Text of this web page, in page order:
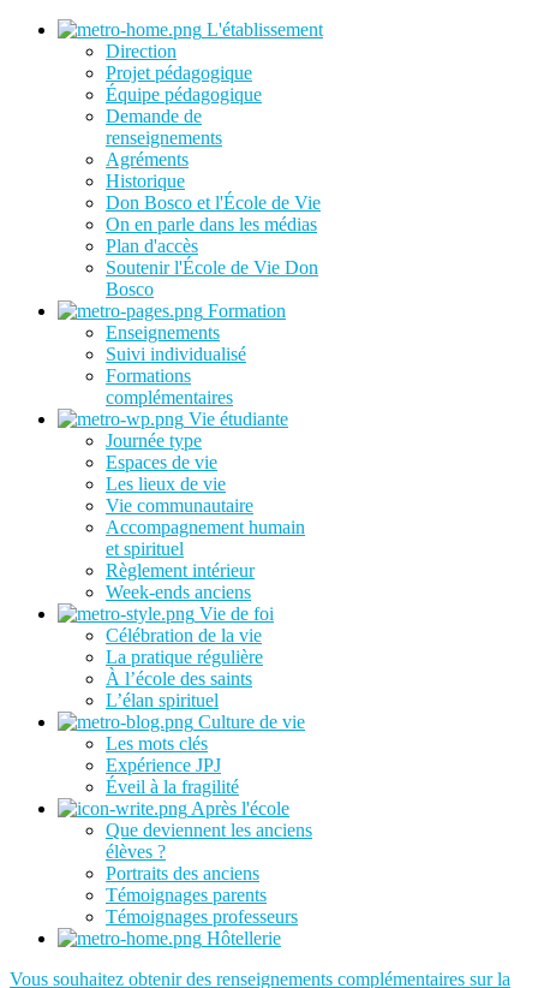
L'établissement
Direction
Projet pédagogique
Équipe pédagogique
Demande de
renseignements
Agréments
Historique
Don Bosco et l'École de Vie
On en parle dans les médias
Plan d'accès
Soutenir l'École de Vie Don
Bosco
Formation
Enseignements
Suivi individualisé
Formations
complémentaires
Vie étudiante
Journée type
Espaces de vie
Les lieux de vie
Vie communautaire
Accompagnement humain
et spirituel
Règlement intérieur
Week-ends anciens
Vie de foi
Célébration de la vie
La pratique régulière
À l’école des saints
L’élan spirituel
Culture de vie
Les mots clés
Expérience JPJ
Éveil à la fragilité
Après l'école
Que deviennent les anciens
élèves ?
Portraits des anciens
Témoignages parents
Témoignages professeurs
Hôtellerie
Vous souhaitez obtenir des renseignements complémentaires sur la